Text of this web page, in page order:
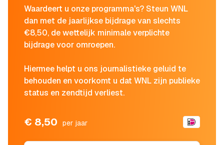
Waardeert u onze programma's? Steun WNL
dan met de jaarlijkse bijdrage van slechts
€8,50, de wettelijk minimale verplichte
bijdrage voor omroepen.
Hiermee helpt u ons journalistieke geluid te
behouden en voorkomt u dat WNL zijn publieke
status en zendtijd verliest.
€ 8,50 per jaar